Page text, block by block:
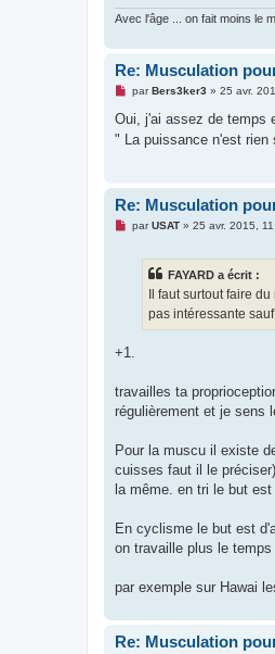
Avec l'âge ... on fait moins le
Re: Musculation
M
s
a
n
u
parBers3ker3 » 25 avr.
Oui, j'ai assez de temps
" La puissance n'est rien
Re: Musculation
M
l
parUSAT» 25 avr. 2015,
FAYARD a écrit :
Il faut surtout faire
pas intéressante
+1.
travailles ta
régulièrement et je sens
Pour la muscu il existe
cuisses faut il le
la même. en tri le but
En cyclisme le but est
on travaille plus le
par exemple sur Hawai
Re: Musculation